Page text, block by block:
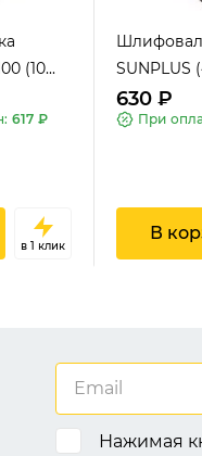
(10...
617 ₽
в 1 клик
SUNPLUS
630 ₽
При
В
Нажимая